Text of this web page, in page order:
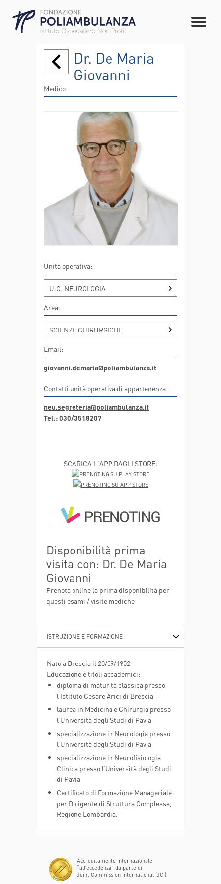
Dr. De Maria
Giovanni
Medico
Unità operativa:
U.O. NEUROLOGIA
Area:
SCIENZE CHIRURGICHE
Email:
giovanni.demaria@poliambulanza.it
Contatti unità operativa di appartenenza:
neu.segreteria@poliambulanza.it
Tel.: 030/3518207
SCARICA L'APP DAGLI STORE:
Disponibilità prima
visita con: Dr. De Maria
Giovanni
Prenota online la prima disponibilità per
questi esami / visite mediche
ISTRUZIONE E FORMAZIONE
ESPERIENZE PROFESSIONALI
ATTIVITÀ DI RICERCA
PUBBLICAZIONI
Nato a Brescia il 20/09/1952
Educazione e titoli accademici:
diploma di maturità classica presso
l’Istituto Cesare Arici di Brescia
laurea in Medicina e Chirurgia presso
l’Università degli Studi di Pavia
specializzazione in Neurologia presso
l’Università degli Studi di Pavia
specializzazione in Neurofisiologia
Clinica presso l’Università degli Studi
di Pavia
Certificato di Formazione Manageriale
per Dirigente di Struttura Complessa,
Regione Lombardia.
auto corresponsabile presso il Servizio
di Neurofisiopatologia - Spedali Civili
di Brescia
neurofisiologo alla ricerca sulla
rigenerazione del midollo spinale
presso lo Swedish Institute for
Accreditamento internazionale
“all’eccellenza” da parte di
Joint Commission International (JCI)